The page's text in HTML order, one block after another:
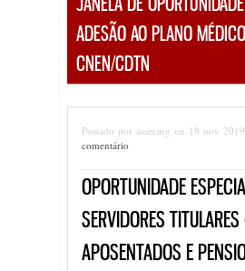
ADESÃO AO PLANO
CNEN/CDTN
Postado por assecmg on 19 nov
comentário
OPORTUNIDADE
SERVIDORES
APOSENTADOS E